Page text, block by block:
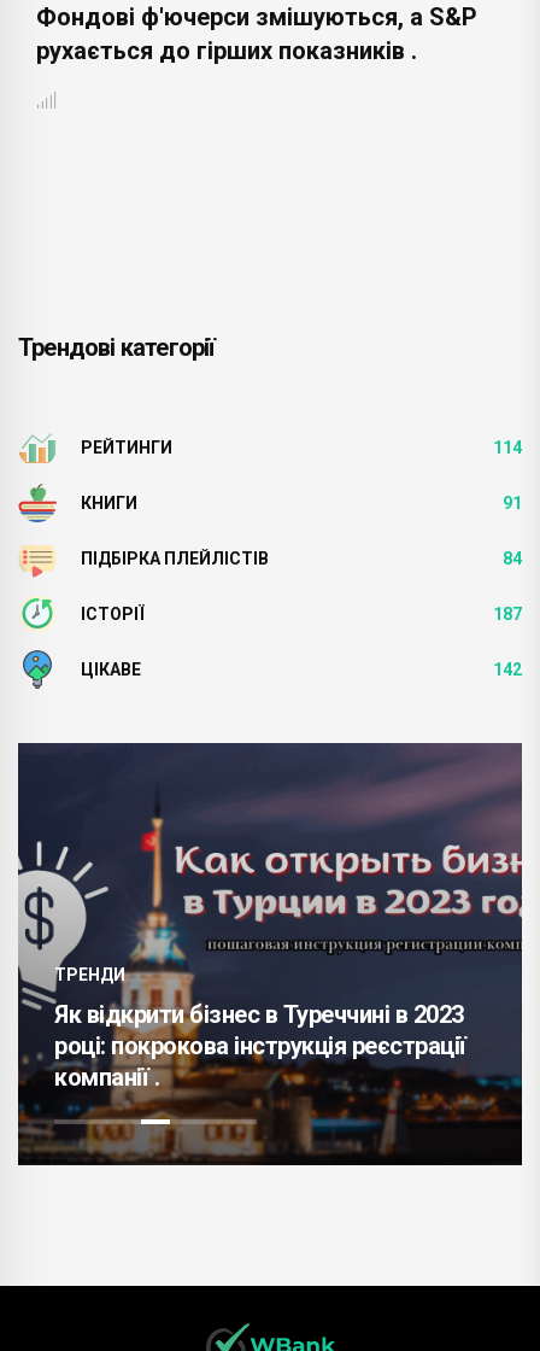
S&P
Апокаліпсис рітейлу? Ці 10
доводять, що фізичні магазини
Трендові категорії
РЕЙТИНГИ 114
КНИГИ 91
ПІДБІРКА ПЛЕЙЛІСТІВ 84
ІСТОРІЇ 187
ЦІКАВЕ 142
ТРЕНДИ
Як відкрити бізнес в Туреччині в 2023
році: покрокова інструкція реєстрації
компанії .